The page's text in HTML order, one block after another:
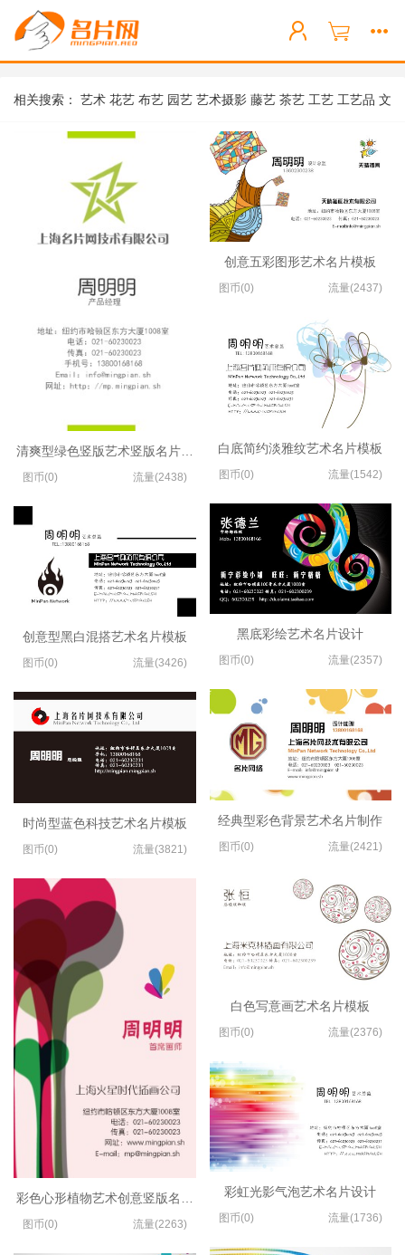
相关搜索： 艺术 花艺 布艺 园艺 艺术摄影 藤艺 茶艺 工艺 工艺品 文
清爽型绿色竖版艺术竖版名片制作
图币(0) 流量(2438)
创意型黑白混搭艺术名片模板
图币(0) 流量(3426)
时尚型蓝色科技艺术名片模板
图币(0) 流量(3821)
彩色心形植物艺术创意竖版名片模板
图币(0) 流量(2263)
创意五彩图形艺术名片模板
图币(0) 流量(2437)
白底简约淡雅纹艺术名片模板
图币(0) 流量(1542)
黑底彩绘艺术名片设计
图币(0) 流量(2357)
经典型彩色背景艺术名片制作
图币(0) 流量(2421)
白色写意画艺术名片模板
图币(0) 流量(2376)
彩虹光影气泡艺术名片设计
图币(0) 流量(1736)